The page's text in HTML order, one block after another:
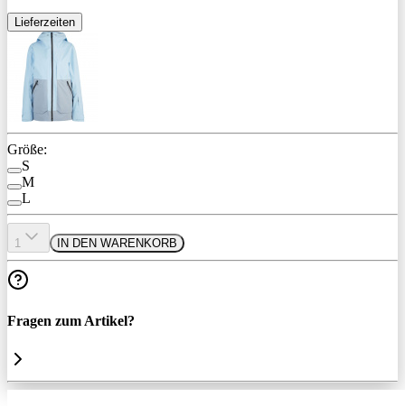
Lieferzeiten
Größe:
S
M
L
1 IN DEN WARENKORB
Fragen zum Artikel?